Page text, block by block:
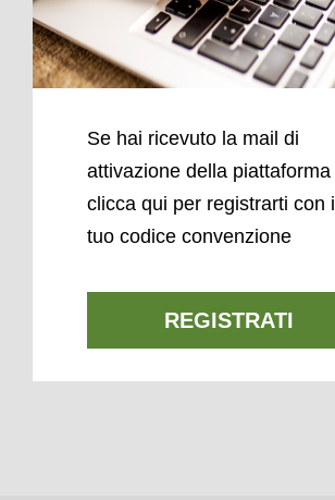
Se hai ricevuto la mail di
attivazione della piattaforma
clicca qui per registrarti con il
tuo codice convenzione
REGISTRATI